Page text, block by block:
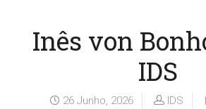
Inês von
IDS
26 Junho, 2026 IDS